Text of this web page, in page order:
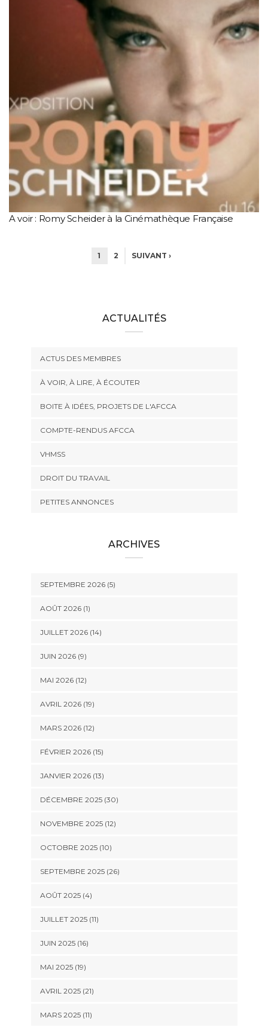
A voir : Romy Scheider à la Cinémathèque Française
1 2 SUIVANT ›
ACTUALITÉS
ACTUS DES MEMBRES
À VOIR, À LIRE, À ÉCOUTER
BOITE À IDÉES, PROJETS DE L'AFCCA
COMPTE-RENDUS AFCCA
VHMSS
DROIT DU TRAVAIL
PETITES ANNONCES
ARCHIVES
SEPTEMBRE 2026 (5)
AOÛT 2026 (1)
JUILLET 2026 (14)
JUIN 2026 (9)
MAI 2026 (12)
AVRIL 2026 (19)
MARS 2026 (12)
FÉVRIER 2026 (15)
JANVIER 2026 (13)
DÉCEMBRE 2025 (30)
NOVEMBRE 2025 (12)
OCTOBRE 2025 (10)
SEPTEMBRE 2025 (26)
AOÛT 2025 (4)
JUILLET 2025 (11)
JUIN 2025 (16)
MAI 2025 (19)
AVRIL 2025 (21)
MARS 2025 (11)